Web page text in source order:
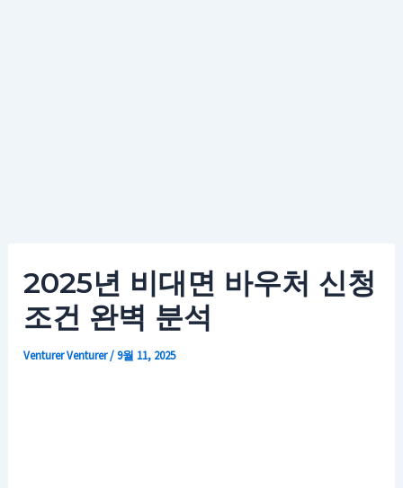
2025년 비대면 바우처 신청
조건 완벽 분석
VenturerVenturer/9월 11, 2025